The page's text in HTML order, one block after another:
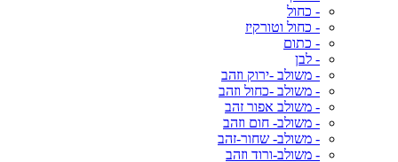
- כחול
- כחול וטורקיז
- כתום
- לבן
- משולב -ירוק וזהב
- משולב -כחול וזהב
- משולב אפור זהב
- משולב- חום וזהב
- משולב- שחור-זהב
- משולב-ורוד וזהב